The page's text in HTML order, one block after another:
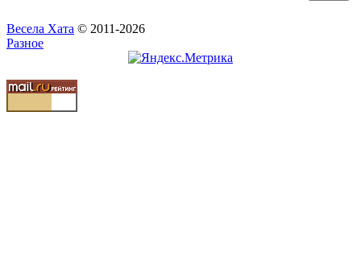
Весела Хата © 2011-2026
Разное